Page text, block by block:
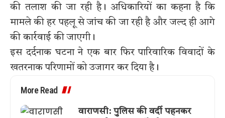
की तलाश की जा रही है। अधिकारियों का कहना है कि
मामले की हर पहलू से जांच की जा रही है और जल्द ही आगे
की कार्रवाई की जाएगी।
इस दर्दनाक घटना ने एक बार फिर पारिवारिक विवादों के
खतरनाक परिणामों को उजागर कर दिया है।
More Read
वाराणसी: पुलिस की वर्दी पहनकर